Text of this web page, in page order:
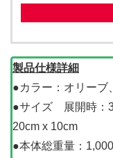
製品仕様詳細
●カラー：オリーブ
●サイズ 展開時
20cm x 10cm
●本体総重量：